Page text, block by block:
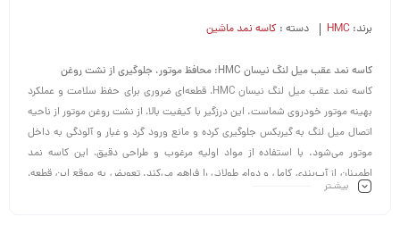
برند: HMC دسته : کاسه نمد ماشین
کاسه نمد عقب میل لنگ نیسان HMC: محافظ موتور، جلوگیری از نشت روغن
کاسه نمد عقب میل لنگ نیسان HMC، قطعه‌ای ضروری برای حفظ سلامت و عملکرد
بهینه موتور خودروی شماست. این درزگیر با کیفیت بالا، از نشت روغن موتور از ناحیه
اتصال میل لنگ به گیربکس جلوگیری کرده و مانع ورود گرد و غبار و آلودگی به داخل
موتور می‌شود. با استفاده از مواد اولیه مرغوب و طراحی دقیق، این کاسه نمد
اطمینان از آب‌بندی کامل و دوام طولانی را فراهم می‌کند. تعویض به موقع این قطعه،
از هزینه‌های سنگین تعمیراتی ناشی از کمبود روغن یا آلودگی موتور جلوگیری می‌کند.
بیشـتر